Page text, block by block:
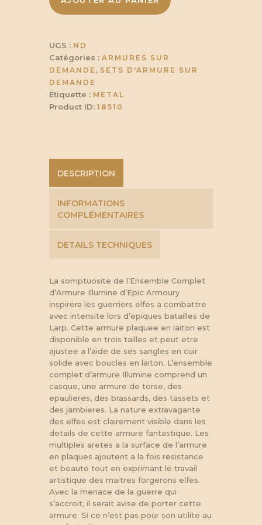
907,25 €
Illumine
UGS : ND
Catégories : ARMURES SUR
DEMANDE , SETS D'ARMURE SUR
DEMANDE
Étiquette : METAL
Product ID: 18510
DESCRIPTION
INFORMATIONS
COMPLÉMENTAIRES
DETAILS TECHNIQUES
La somptuosite de l’Ensemble Complet
d’Armure Illumine d’Epic Armoury
inspirera les guerriers elfes a combattre
avec intensite lors d’epiques batailles de
Larp. Cette armure plaquee en laiton est
disponible en trois tailles et peut etre
ajustee a l’aide de ses sangles en cuir
solide avec boucles en laiton. L’ensemble
complet d’armure Illumine comprend un
casque, une armure de torse, des
epaulieres, des brassards, des tassets et
des jambieres. La nature extravagante
des elfes est clairement visible dans les
details de cette armure fantastique. Les
multiples aretes a la surface de l’armure
en plaques ajoutent a la fois resistance
et beaute tout en exprimant le travail
artistique des maitres forgerons elfes.
Avec la menace de la guerre qui
s’accroit, il serait avise de porter cette
armure. Si ce n’est pas pour son utilite au